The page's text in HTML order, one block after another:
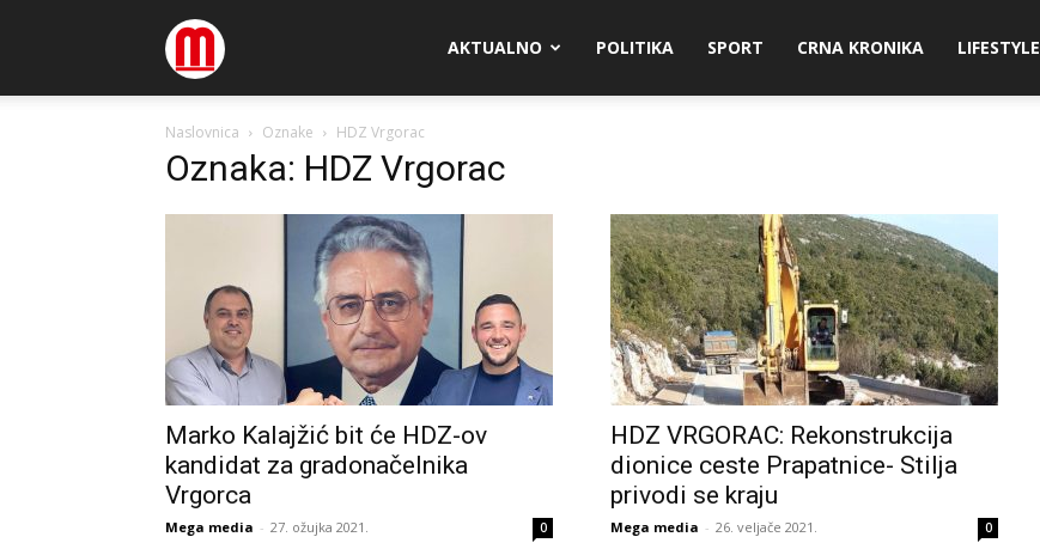
Megamedia AKTUALNO POLITIKA SPORT CRNA KRONIKA LIFESTYLE
Naslovnica Oznake HDZ Vrgorac
Oznaka: HDZ Vrgorac
Marko Kalajžić bit će HDZ-ov
kandidat za gradonačelnika
Vrgorca
Mega media - 27. ožujka 2021. 0
HDZ VRGORAC: Rekonstrukcija
dionice ceste Prapatnice- Stilja
privodi se kraju
Mega media - 26. veljače 2021. 0